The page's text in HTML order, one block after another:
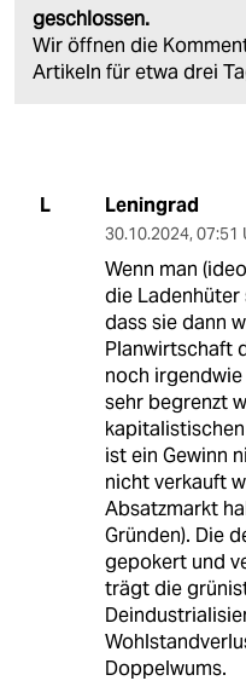
geschlossen.
Wir öffnen die
Artikeln für etwa drei
L Leningrad
30.10.2024, 07:51
Wenn man
die Ladenhüter
dass sie dann
Planwirtschaft
noch
sehr begrenzt
ist ein Gewinn
nicht verkauft
Absatzmarkt
Gründen). Die
gepokert und
trägt die
Doppelwums.